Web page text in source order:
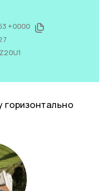
+0000
горизонтально